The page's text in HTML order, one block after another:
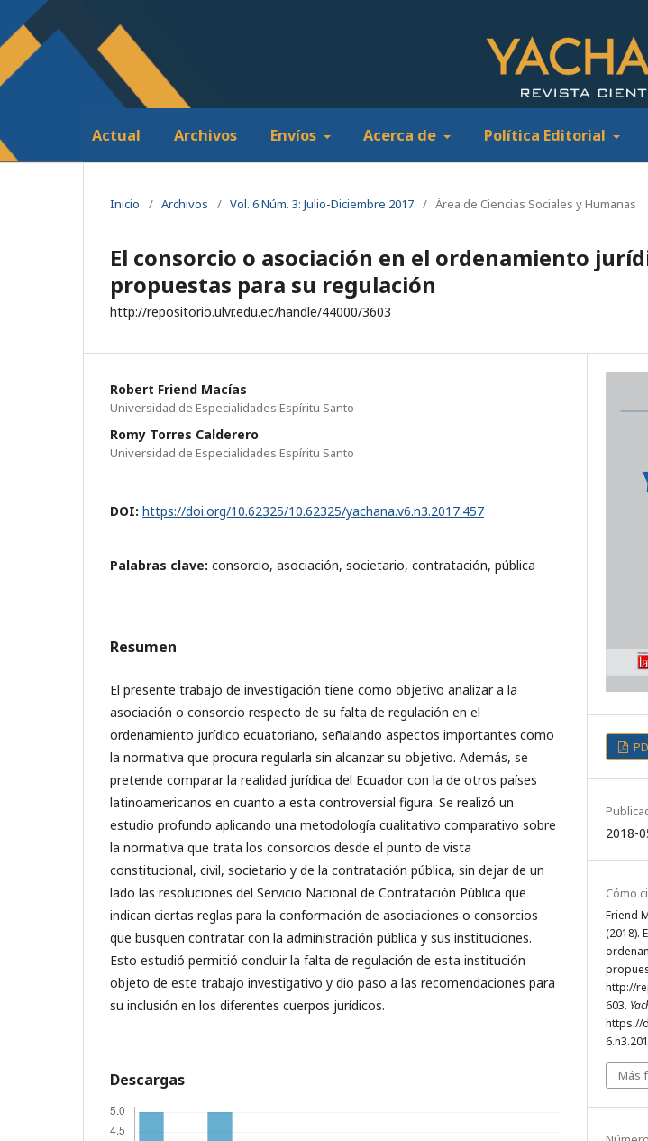
Actual Archivos Envíos Acerca de Política Editorial
Inicio / Archivos / Vol. 6 Núm. 3: Julio-Diciembre 2017 / Área de Ciencias Sociales y Humanas
El consorcio o asociación en el ordenamiento
propuestas para su regulación
http://repositorio.ulvr.edu.ec/handle/44000/3603
Robert Friend Macías
Universidad de Especialidades Espíritu Santo
Romy Torres Calderero
Universidad de Especialidades Espíritu Santo
DOI: https://doi.org/10.62325/10.62325/yachana.v6.n3.2017.457
Palabras clave: consorcio, asociación, societario, contratación, pública
Resumen
El presente trabajo de investigación tiene como objetivo analizar a la
asociación o consorcio respecto de su falta de regulación en el
ordenamiento jurídico ecuatoriano, señalando aspectos importantes como
la normativa que procura regularla sin alcanzar su objetivo. Además, se
pretende comparar la realidad jurídica del Ecuador con la de otros países
latinoamericanos en cuanto a esta controversial figura. Se realizó un
estudio profundo aplicando una metodología cualitativo comparativo sobre
la normativa que trata los consorcios desde el punto de vista
constitucional, civil, societario y de la contratación pública, sin dejar de un
lado las resoluciones del Servicio Nacional de Contratación Pública que
indican ciertas reglas para la conformación de asociaciones o consorcios
que busquen contratar con la administración pública y sus instituciones.
Esto estudió permitió concluir la falta de regulación de esta institución
objeto de este trabajo investigativo y dio paso a las recomendaciones para
su inclusión en los diferentes cuerpos jurídicos.
Descargas
2018-
Cómo
Friend
(2018).
http://
603.
https://
Más